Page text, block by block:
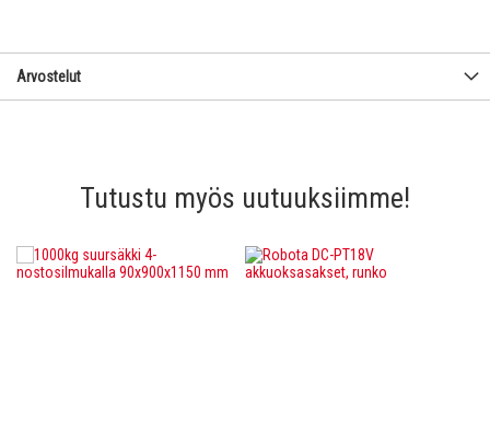
Arvostelut
Tutustu myös uutuuksiimme!